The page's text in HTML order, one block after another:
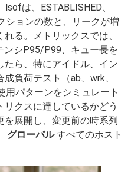
は、ESTABLISHED、
ションの数と、リークが増
る。メトリックスでは、
ンシP95/P99、キュー長を
たら、特にアイドル、イン
負荷テスト（ab、wrk、
用パターンをシミュレート
クスに達しているかどう
展開し、変更前の時系列
グローバルすべてのホスト